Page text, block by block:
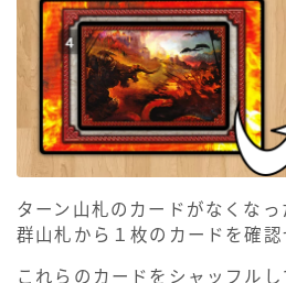
ターン山札のカードがなくな
群山札から１枚のカードを確認
これらのカードをシャッフル